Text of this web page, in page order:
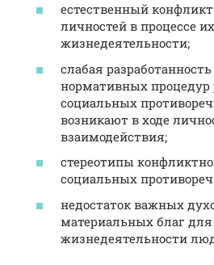
естественный
личностей в процессе их
жизнедеятельности;
слабая
нормативных процедур
социальных
возникают в ходе
взаимодействия;
стереотипы
социальных
недостаток важных
материальных благ
жизнедеятельности